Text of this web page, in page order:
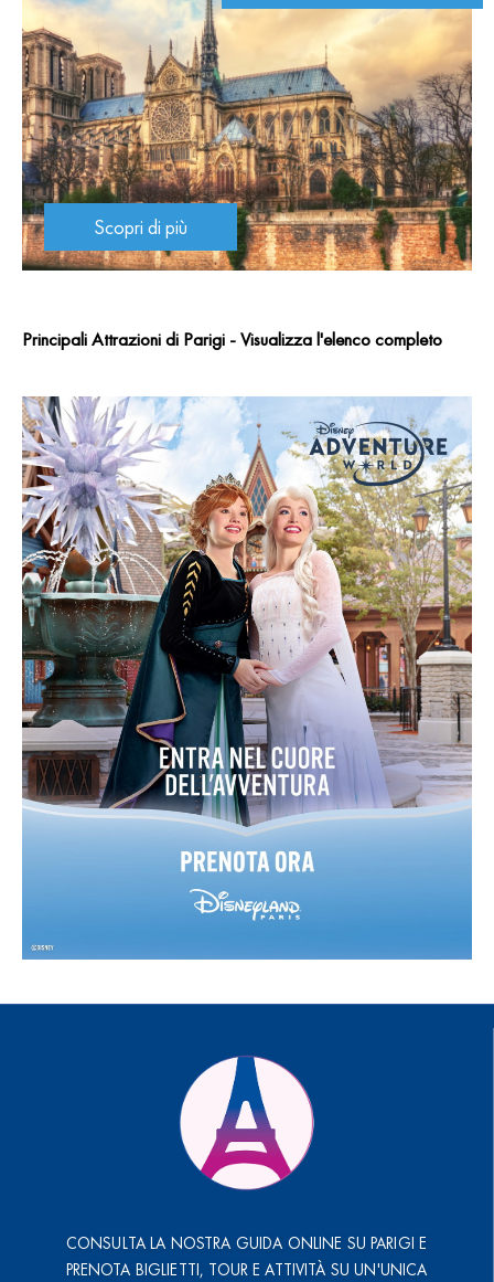
Scopri di più
Principali Attrazioni di Parigi - Visualizza l'elenco completo
CONSULTA LA NOSTRA GUIDA ONLINE SU PARIGI E
PRENOTA BIGLIETTI, TOUR E ATTIVITÀ SU UN'UNICA